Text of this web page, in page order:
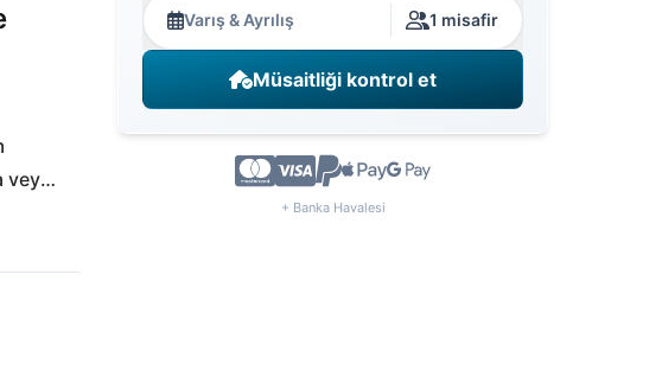
veya
Krk
Varış & Ayrılış 1 misafir
Müsaitliği kontrol et
+ Banka Havalesi